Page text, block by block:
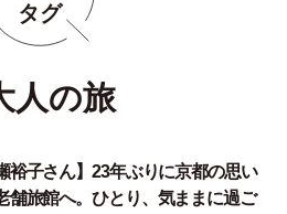
タグ
人の旅
裕子さん】23年ぶりに京都の思い
舗旅館へ。ひとり、気ままに過ご